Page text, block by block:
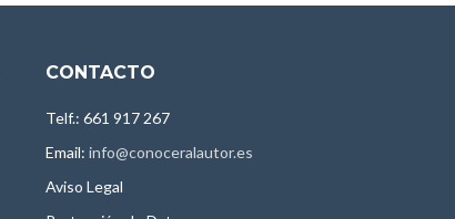
CONTACTO
Telf.: 661 917 267
Email: info@conoceralautor.es
Aviso Legal